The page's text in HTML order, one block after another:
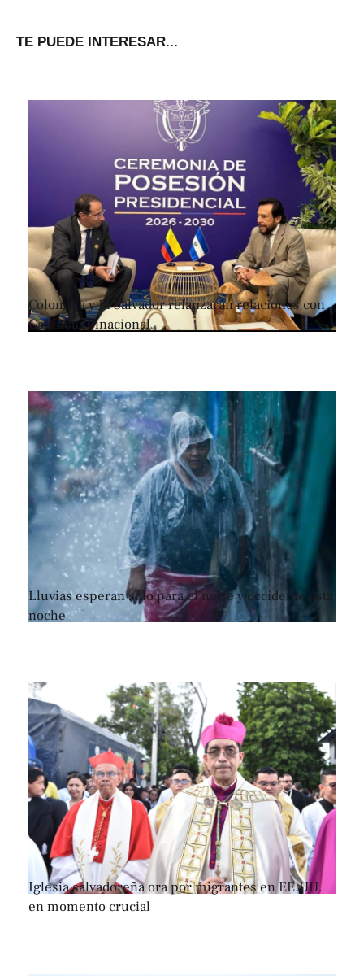
TE PUEDE INTERESAR...
Colombia y El Salvador relanzarán relaciones con
Gabinete Binacional
Lluvias esperan sólo para el norte y occidente esta
noche
Iglesia salvadoreña ora por migrantes en EE.UU.
en momento crucial